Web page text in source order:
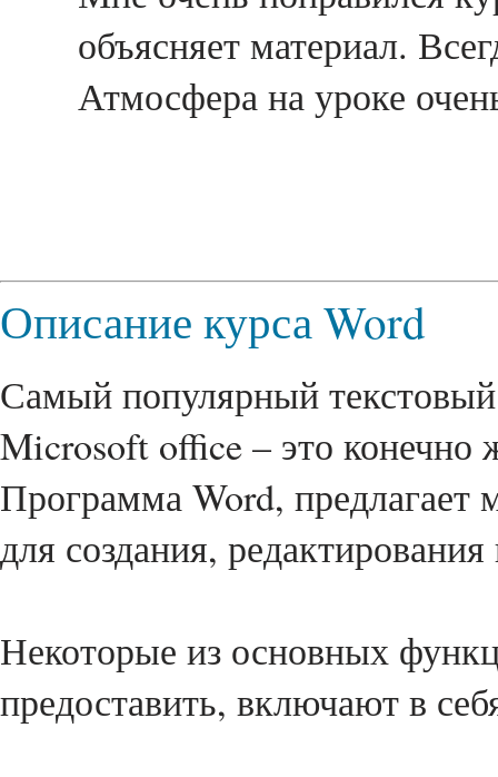
объясняет материал.
Атмосфера на уроке
Описание курса Word
Самый популярный
Microsoft office – это конечно
Программа Word,
для создания,
Некоторые из основных
предоставить, включают в